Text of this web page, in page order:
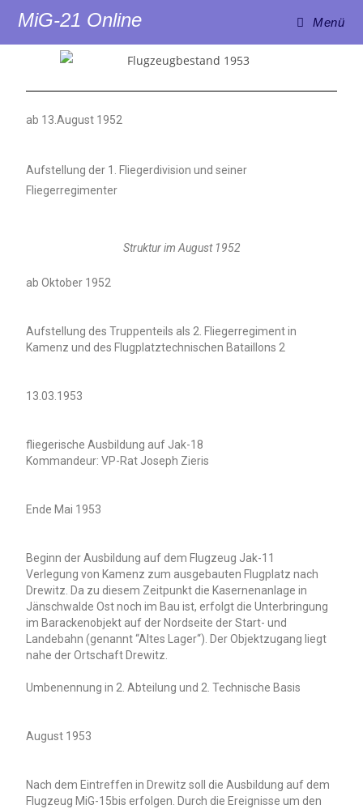
MiG-21 Online Menü
ab 13.August 1952
Aufstellung der 1. Fliegerdivision und seiner
Fliegerregimenter
Struktur im August 1952
ab Oktober 1952
Aufstellung des Truppenteils als 2. Fliegerregiment in
Kamenz und des Flugplatztechnischen Bataillons 2
13.03.1953
fliegerische Ausbildung auf Jak-18
Kommandeur: VP-Rat Joseph Zieris
Ende Mai 1953
Beginn der Ausbildung auf dem Flugzeug Jak-11
Verlegung von Kamenz zum ausgebauten Flugplatz nach
Drewitz. Da zu diesem Zeitpunkt die Kasernenanlage in
Jänschwalde Ost noch im Bau ist, erfolgt die Unterbringung
im Barackenobjekt auf der Nordseite der Start- und
Landebahn (genannt “Altes Lager“). Der Objektzugang liegt
nahe der Ortschaft Drewitz.
Umbenennung in 2. Abteilung und 2. Technische Basis
August 1953
Nach dem Eintreffen in Drewitz soll die Ausbildung auf dem
Flugzeug MiG-15bis erfolgen. Durch die Ereignisse um den